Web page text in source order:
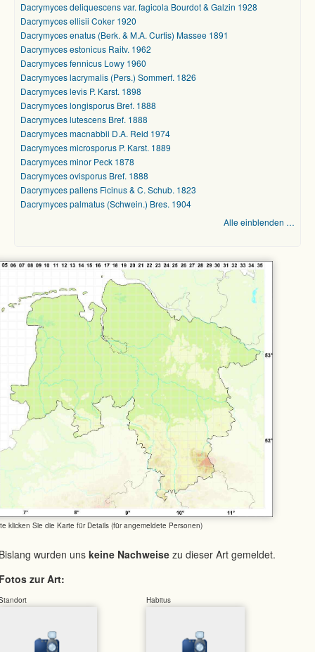
Dacrymyces deliquescens var. fagicola Bourdot & Galzin 1928
Dacrymyces ellisii Coker 1920
Dacrymyces enatus (Berk. & M.A. Curtis) Massee 1891
Dacrymyces estonicus Raitv. 1962
Dacrymyces fennicus Lowy 1960
Dacrymyces lacrymalis (Pers.) Sommerf. 1826
Dacrymyces levis P. Karst. 1898
Dacrymyces longisporus Bref. 1888
Dacrymyces lutescens Bref. 1888
Dacrymyces macnabbii D.A. Reid 1974
Dacrymyces microsporus P. Karst. 1889
Dacrymyces minor Peck 1878
Dacrymyces ovisporus Bref. 1888
Dacrymyces pallens Ficinus & C. Schub. 1823
Dacrymyces palmatus (Schwein.) Bres. 1904
Alle einblenden …
klicken Sie die Karte für Details (für angemeldete Personen)
wurden uns keine Nachweise zu dieser Art gemeldet.
zur Art:
Habitus